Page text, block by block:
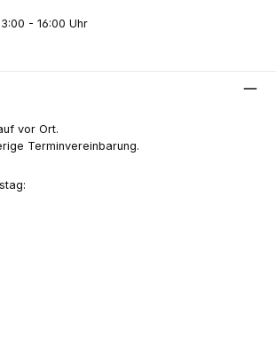
- 16:00 Uhr
vor Ort.
Terminvereinbarung.